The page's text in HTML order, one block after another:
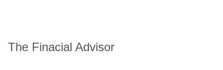
The Finacial Advisor